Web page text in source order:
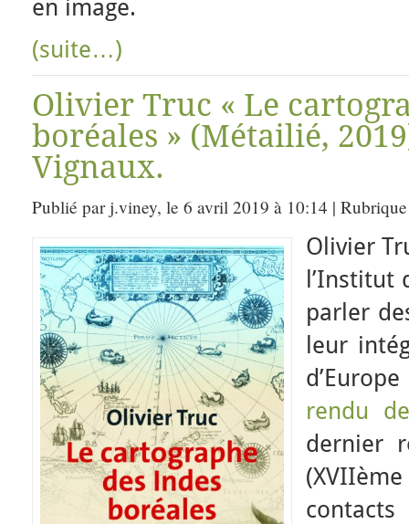
en image.
(suite…)
Olivier Truc « Le
boréales » (Métailié,
Vignaux.
Publié par j.viney, le 6 avril 2019 à 10:14 |
Olivier
l’Institut
parler
leur
rendu
dernier